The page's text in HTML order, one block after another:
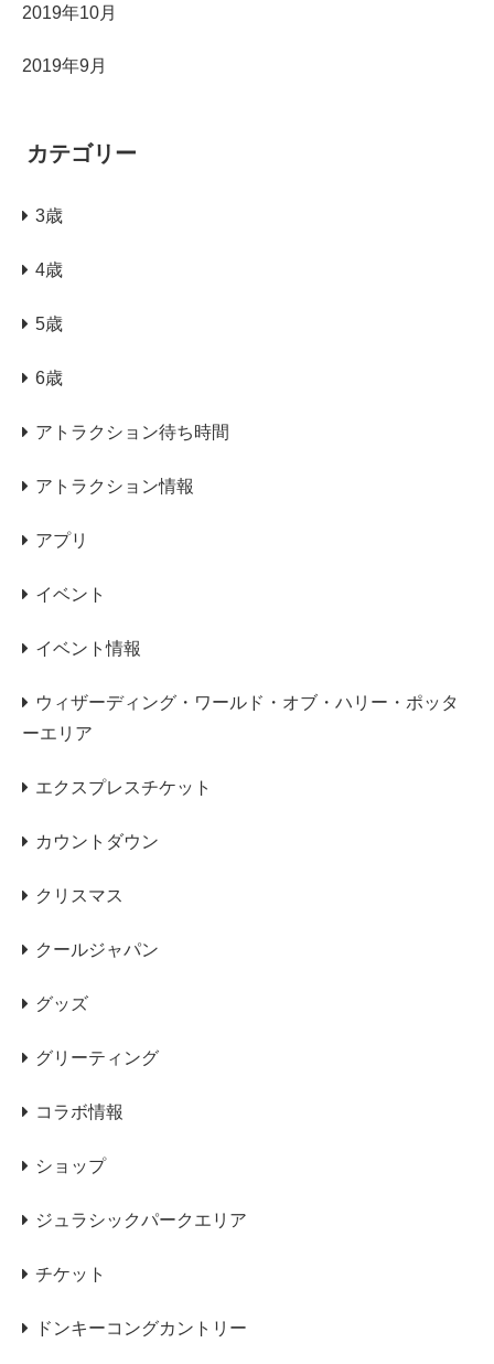
2019年10月
2019年9月
カテゴリー
3歳
4歳
5歳
6歳
アトラクション待ち時間
アトラクション情報
アプリ
イベント
イベント情報
ウィザーディング・ワールド・オブ・ハリー・ポッタ
ーエリア
エクスプレスチケット
カウントダウン
クリスマス
クールジャパン
グッズ
グリーティング
コラボ情報
ショップ
ジュラシックパークエリア
チケット
ドンキーコングカントリー